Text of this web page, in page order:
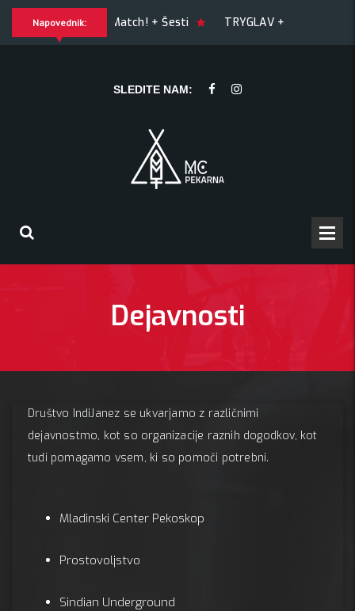
Napovednik:
GUILTY OF JOY + Match! + Šesti
TRYGLAV + Kresnik +
+ Morywa
YAWNING MAN (US), Hrmülja (HR), A Gram trip
SLEDITE NAM:
Dejavnosti
Društvo IndiJanez se ukvarjamo z različnimi
dejavnostmo, kot so organizacije raznih dogodkov, kot
tudi pomagamo vsem, ki so pomoči potrebni.
Mladinski Center Pekoskop
Prostovoljstvo
Sindian Underground